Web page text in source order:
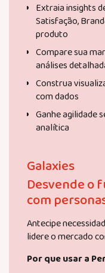
Extraia insights
Satisfação,
produto
Compare sua
análises
Construa
com dados
Ganhe agilidade
analítica
Galaxies
Desvende o
com
Antecipe
lidere o mercado
Por que usar a